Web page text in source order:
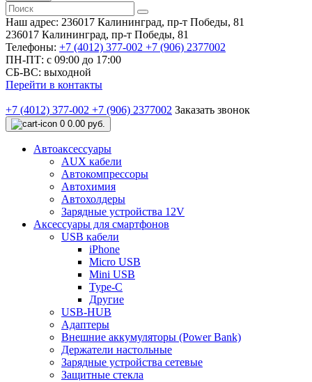
Наш адрес: 236017 Калининград,​ пр-т Победы, 81
236017 Калининград,​ пр-т Победы, 81
Телефоны: +7 (4012) 377-002 +7 (906) 2377002
ПН-ПТ: с 09:00 до 17:00
СБ-ВС: выходной
Перейти в контакты
+7 (4012) 377-002 +7 (906) 2377002 Заказать звонок
0 0.00 руб.
Автоаксессуары
AUX кабели
Автокомпрессоры
Автохимия
Автохолдеры
Зарядные устройства 12V
Аксессуары для смартфонов
USB кабели
iPhone
Micro USB
Mini USB
Type-C
Другие
USB-HUB
Адаптеры
Внешние аккумуляторы (Power Bank)
Держатели настольные
Зарядные устройства сетевые
Защитные стекла